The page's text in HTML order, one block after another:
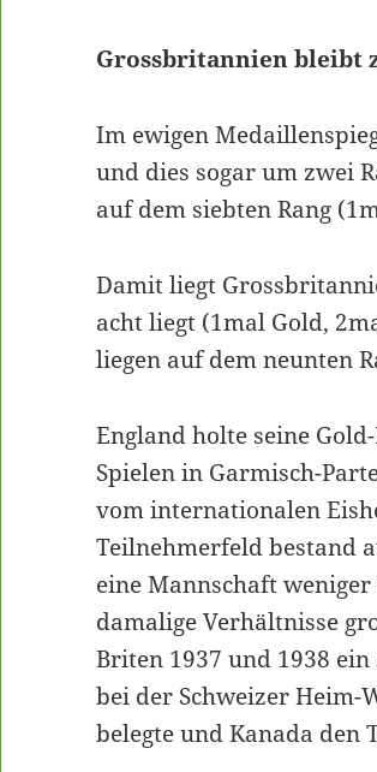
Grossbritannien bleibt
Im ewigen
und dies sogar um zwei
auf dem siebten Rang
Damit liegt
acht liegt (1mal Gold,
liegen auf dem neunten
England holte seine
Spielen in Garmisch-
vom internationalen
Teilnehmerfeld bestand
eine Mannschaft
damalige Verhältnisse
Briten 1937 und 1938
bei der Schweizer Heim-
belegte und Kanada den